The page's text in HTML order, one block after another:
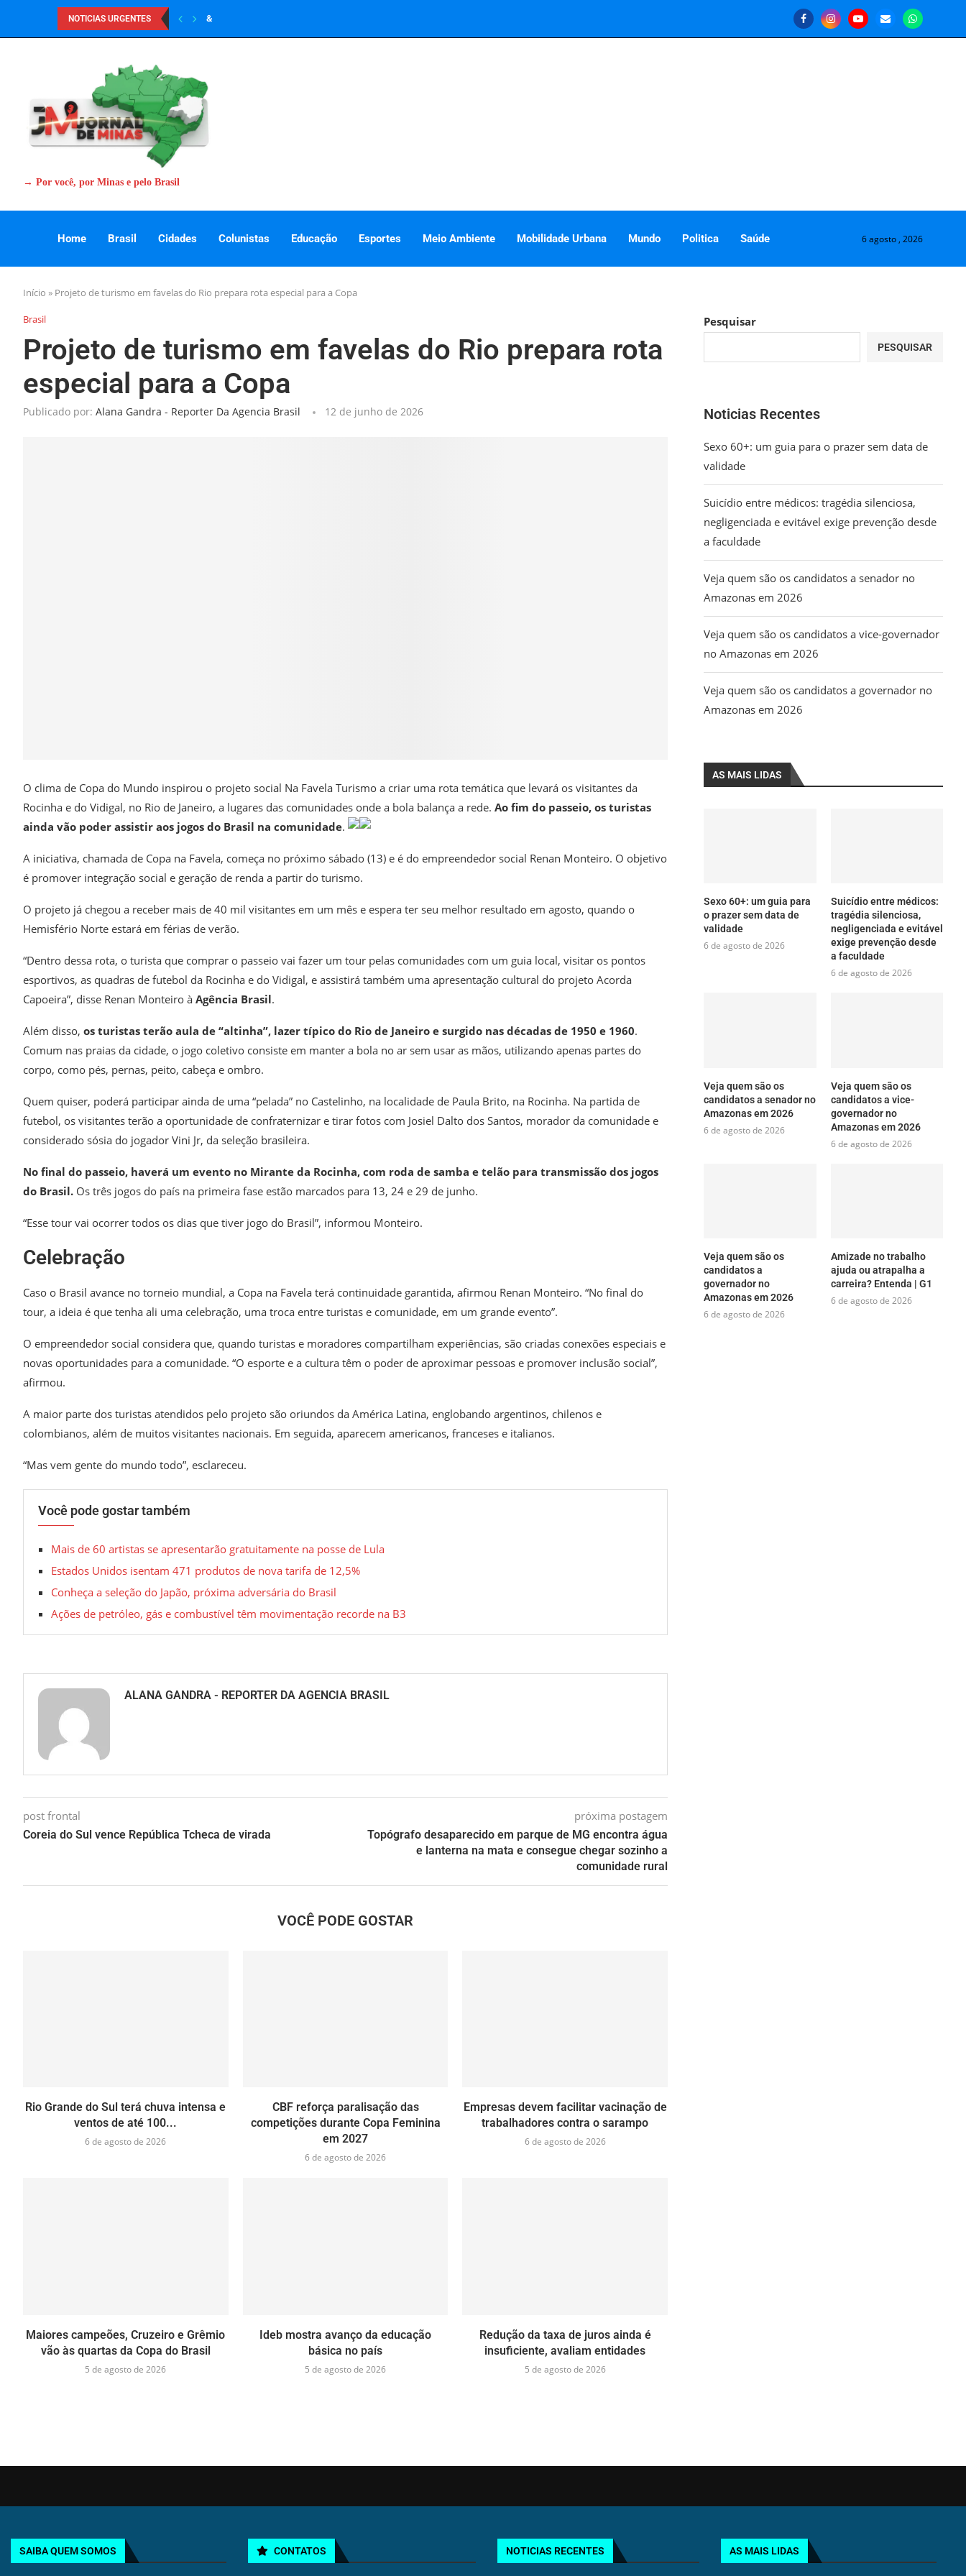
NOTICIAS URGENTES &
→ Por você, por Minas e pelo Brasil
Home Brasil Cidades Colunistas Educação Esportes Meio Ambiente Mobilidade Urbana Mundo Politica Saúde 6 agosto , 2026
Início » Projeto de turismo em favelas do Rio prepara rota especial para a Copa
Brasil
Projeto de turismo em favelas do Rio prepara rota
especial para a Copa
Publicado por: Alana Gandra - Reporter Da Agencia Brasil 12 de junho de 2026
O clima de Copa do Mundo inspirou o projeto social Na Favela Turismo a criar uma rota temática que levará os visitantes da
Rocinha e do Vidigal, no Rio de Janeiro, a lugares das comunidades onde a bola balança a rede. Ao fim do passeio, os turistas
ainda vão poder assistir aos jogos do Brasil na comunidade.
A iniciativa, chamada de Copa na Favela, começa no próximo sábado (13) e é do empreendedor social Renan Monteiro. O objetivo
é promover integração social e geração de renda a partir do turismo.
O projeto já chegou a receber mais de 40 mil visitantes em um mês e espera ter seu melhor resultado em agosto, quando o
Hemisfério Norte estará em férias de verão.
“Dentro dessa rota, o turista que comprar o passeio vai fazer um tour pelas comunidades com um guia local, visitar os pontos
esportivos, as quadras de futebol da Rocinha e do Vidigal, e assistirá também uma apresentação cultural do projeto Acorda
Capoeira”, disse Renan Monteiro à Agência Brasil.
Além disso, os turistas terão aula de “altinha”, lazer típico do Rio de Janeiro e surgido nas décadas de 1950 e 1960.
Comum nas praias da cidade, o jogo coletivo consiste em manter a bola no ar sem usar as mãos, utilizando apenas partes do
corpo, como pés, pernas, peito, cabeça e ombro.
Quem quiser, poderá participar ainda de uma “pelada” no Castelinho, na localidade de Paula Brito, na Rocinha. Na partida de
futebol, os visitantes terão a oportunidade de confraternizar e tirar fotos com Josiel Dalto dos Santos, morador da comunidade e
considerado sósia do jogador Vini Jr, da seleção brasileira.
No final do passeio, haverá um evento no Mirante da Rocinha, com roda de samba e telão para transmissão dos jogos
do Brasil. Os três jogos do país na primeira fase estão marcados para 13, 24 e 29 de junho.
“Esse tour vai ocorrer todos os dias que tiver jogo do Brasil”, informou Monteiro.
Celebração
Caso o Brasil avance no torneio mundial, a Copa na Favela terá continuidade garantida, afirmou Renan Monteiro. “No final do
tour, a ideia é que tenha ali uma celebração, uma troca entre turistas e comunidade, em um grande evento”.
O empreendedor social considera que, quando turistas e moradores compartilham experiências, são criadas conexões especiais e
novas oportunidades para a comunidade. “O esporte e a cultura têm o poder de aproximar pessoas e promover inclusão social”,
afirmou.
A maior parte dos turistas atendidos pelo projeto são oriundos da América Latina, englobando argentinos, chilenos e
colombianos, além de muitos visitantes nacionais. Em seguida, aparecem americanos, franceses e italianos.
“Mas vem gente do mundo todo”, esclareceu.
Você pode gostar também
Mais de 60 artistas se apresentarão gratuitamente na posse de Lula
Estados Unidos isentam 471 produtos de nova tarifa de 12,5%
Conheça a seleção do Japão, próxima adversária do Brasil
Ações de petróleo, gás e combustível têm movimentação recorde na B3
ALANA GANDRA - REPORTER DA AGENCIA BRASIL
post frontal
Coreia do Sul vence República Tcheca de virada
próxima postagem
Topógrafo desaparecido em parque de MG encontra água
e lanterna na mata e consegue chegar sozinho a
comunidade rural
VOCÊ PODE GOSTAR
Rio Grande do Sul terá chuva intensa e
ventos de até 100...
6 de agosto de 2026
CBF reforça paralisação das
competições durante Copa Feminina
em 2027
6 de agosto de 2026
Empresas devem facilitar vacinação de
trabalhadores contra o sarampo
6 de agosto de 2026
Maiores campeões, Cruzeiro e Grêmio
vão às quartas da Copa do Brasil
5 de agosto de 2026
Ideb mostra avanço da educação
básica no país
5 de agosto de 2026
Redução da taxa de juros ainda é
insuficiente, avaliam entidades
5 de agosto de 2026
Pesquisar
PESQUISAR
Noticias Recentes
Sexo 60+: um guia para o prazer sem data de
validade
Suicídio entre médicos: tragédia silenciosa,
negligenciada e evitável exige prevenção desde
a faculdade
Veja quem são os candidatos a senador no
Amazonas em 2026
Veja quem são os candidatos a vice-governador
no Amazonas em 2026
Veja quem são os candidatos a governador no
Amazonas em 2026
AS MAIS LIDAS
Sexo 60+: um guia para
o prazer sem data de
validade
6 de agosto de 2026
Suicídio entre médicos:
tragédia silenciosa,
negligenciada e evitável
exige prevenção desde
a faculdade
6 de agosto de 2026
Veja quem são os
candidatos a senador no
Amazonas em 2026
6 de agosto de 2026
Veja quem são os
candidatos a vice-
governador no
Amazonas em 2026
6 de agosto de 2026
Veja quem são os
candidatos a
governador no
Amazonas em 2026
6 de agosto de 2026
Amizade no trabalho
ajuda ou atrapalha a
carreira? Entenda | G1
6 de agosto de 2026
SAIBA QUEM SOMOS CONTATOS NOTICIAS RECENTES AS MAIS LIDAS